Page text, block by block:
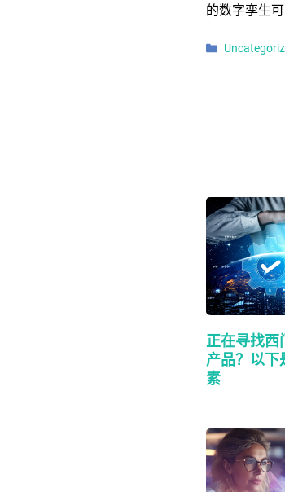
的数字孪生可
分类
正在寻找西
产品？以下
素